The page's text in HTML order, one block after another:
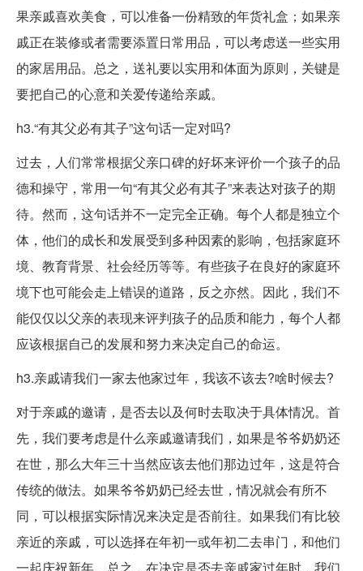
果亲戚喜欢美食，可以准备一份精致的年货礼盒；如果亲
戚正在装修或者需要添置日常用品，可以考虑送一些实用
的家居用品。总之，送礼要以实用和体面为原则，关键是
要把自己的心意和关爱传递给亲戚。
h3.“有其父必有其子”这句话一定对吗?
过去，人们常常根据父亲口碑的好坏来评价一个孩子的品
德和操守，常用一句“有其父必有其子”来表达对孩子的期
待。然而，这句话并不一定完全正确。每个人都是独立个
体，他们的成长和发展受到多种因素的影响，包括家庭环
境、教育背景、社会经历等等。有些孩子在良好的家庭环
境下也可能会走上错误的道路，反之亦然。因此，我们不
能仅仅以父亲的表现来评判孩子的品质和能力，每个人都
应该根据自己的发展和努力来决定自己的命运。
h3.亲戚请我们一家去他家过年，我该不该去?啥时候去?
对于亲戚的邀请，是否去以及何时去取决于具体情况。首
先，我们要考虑是什么亲戚邀请我们，如果是爷爷奶奶还
在世，那么大年三十当然应该去他们那边过年，这是符合
传统的做法。如果爷爷奶奶已经去世，情况就会有所不
同，可以根据实际情况来决定是否前往。如果我们有比较
亲近的亲戚，可以选择在年初一或年初二去串门，和他们
一起庆祝新年。总之，在决定是否去亲戚家过年时，我们